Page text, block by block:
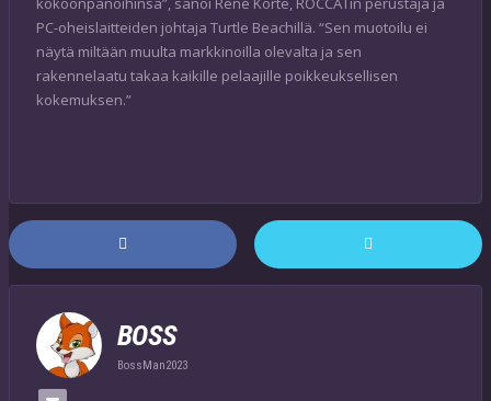
PC-oheislaitteiden johtaja Turtle Beachillä. “Sen muotoilu ei
näytä miltään muulta markkinoilla olevalta ja sen
rakennelaatu takaa kaikille pelaajille poikkeuksellisen
kokemuksen.”
BOSS
BossMan2023